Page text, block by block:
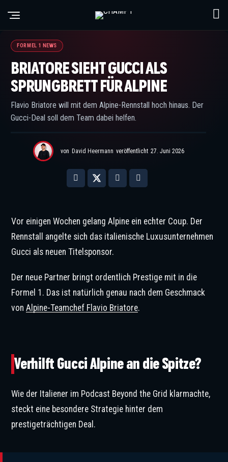
FORMEL 1 NEWS
BRIATORE SIEHT GUCCI ALS
SPRUNGBRETT FÜR ALPINE
Flavio Briatore will mit dem Alpine-Rennstall hoch hinaus. Der
Gucci-Deal soll dem Team dabei helfen.
von David Heermann veröffentlicht 27. Juni 2026
Vor einigen Wochen gelang Alpine ein echter Coup. Der
Rennstall angelte sich das italienische Luxusunternehmen
Gucci als neuen Titelsponsor.
Der neue Partner bringt ordentlich Prestige mit in die
Formel 1. Das ist natürlich genau nach dem Geschmack
vonAlpine-Teamchef Flavio Briatore.
Verhilft Gucci Alpine an die Spitze?
Wie der Italiener im Podcast Beyond the Grid klarmachte,
steckt eine besondere Strategie hinter dem
prestigeträchtigen Deal.